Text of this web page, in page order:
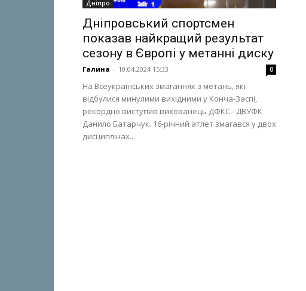
Дніпро
Дніпровський спортсмен
показав найкращий результат
сезону в Європі у метанні диску
Галина - 10.04.2024 15:33 0
На Всеукраїнських змаганнях з метань, які
відбулися минулими вихідними у Конча-Заспі,
рекордно виступив вихованець ДФКС - ДВУФК
Данило Батарчук. 16-річний атлет змагався у двох
дисциплінах...